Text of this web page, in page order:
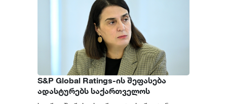
S&P Global Ratings-ის შეფასება
ადასტურებს საქართველოს
ეკონომიკის მდგრადობასა და